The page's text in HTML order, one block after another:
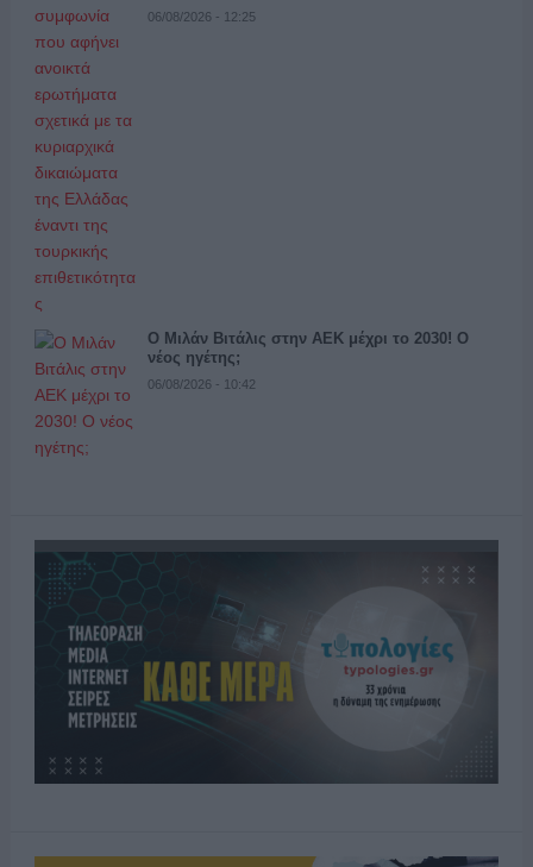
06/08/2026 - 12:25
Ο Μιλάν Βιτάλις στην ΑΕΚ μέχρι το 2030! Ο
νέος ηγέτης;
06/08/2026 - 10:42